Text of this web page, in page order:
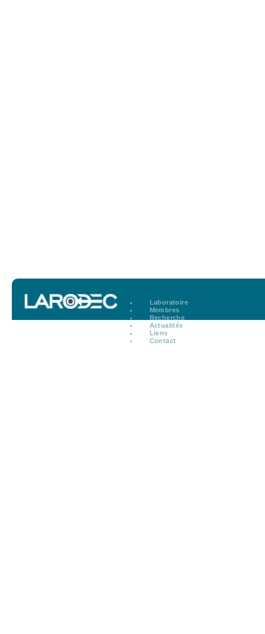
Laboratoire
Membres
Recherche
Actualités
Liens
Contact